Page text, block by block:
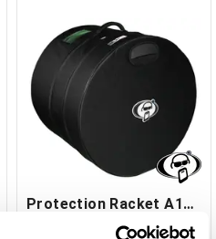
Protection Racket A1418-00
18" x 14" Rigid Bass Drum Case